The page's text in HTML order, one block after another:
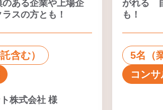
ある企業や上場企
スの方とも！
含む）
株式会社 様
がれる
も！
5名（
コン